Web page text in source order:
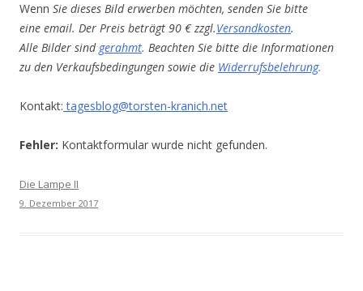
Wenn Sie dieses Bild erwerben möchten, senden Sie bitte
eine email. Der Preis beträgt 90 € zzgl.Versandkosten.
Alle Bilder sind gerahmt. Beachten Sie bitte die Informationen
zu den Verkaufsbedingungen sowie die Widerrufsbelehrung.
Kontakt: tagesblog@torsten-kranich.net
Fehler: Kontaktformular wurde nicht gefunden.
Die Lampe II
9. Dezember 2017